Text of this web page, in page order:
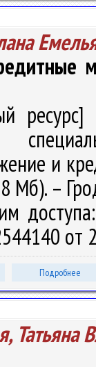
и
Мб). –
от
Подробнее
Татьяна